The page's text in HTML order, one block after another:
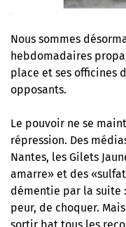
Nous sommes
hebdomadaires
place et ses officines
opposants.
Le pouvoir ne se
répression. Des
Nantes, les Gilets
amarre» et des
démentie par la suite
peur, de choquer.